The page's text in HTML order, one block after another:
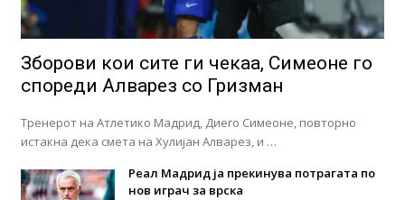
Зборови кои сите ги чекаа, Симеоне го
спореди Алварез со Гризман
Тренерот на Атлетико Мадрид, Диего Симеоне, повторно
истакна дека смета на Хулијан Алварез, и …
Реал Мадрид ја прекинува потрагата по
нов играч за врска